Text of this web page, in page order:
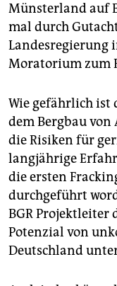
Münsterland auf
mal durch
Landesregierung
Moratorium zum
Wie gefährlich ist
dem Bergbau von
die Risiken für
langjährige
die ersten
durchgeführt
BGR Projektleiter
Potenzial von
Deutschland